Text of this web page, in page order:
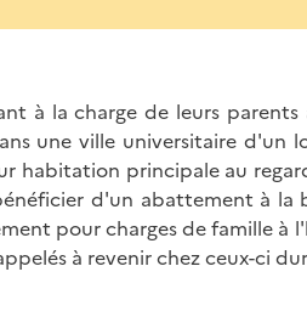
à la charge de leurs
une ville universitaire d'un
habitation principale au
d'un abattement à la
pour charges de famille à
à revenir chez ceux-ci